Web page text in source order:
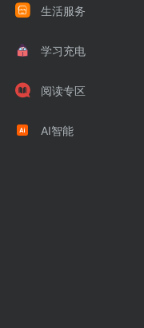
生活服务
学习充电
阅读专区
AI智能